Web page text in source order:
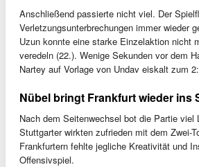
Anschließend passierte nicht viel. Der
Verletzungsunterbrechungen immer wieder
Uzun konnte eine starke Einzelaktion nicht
veredeln (22.). Wenige Sekunden vor dem
Nartey auf Vorlage von Undav eiskalt zum
Nübel bringt Frankfurt wieder ins
Nach dem Seitenwechsel bot die Partie viel
Stuttgarter wirkten zufrieden mit dem Zwei-
Frankfurtern fehlte jegliche Kreativität und
Offensivspiel.